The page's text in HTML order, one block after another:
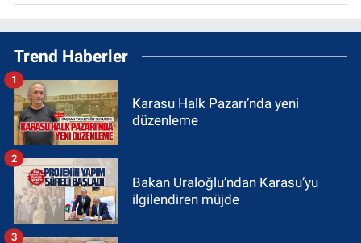
Trend Haberler
Karasu Halk Pazarı’nda yeni
düzenleme
1
Bakan Uraloğlu’ndan Karasu’yu
ilgilendiren müjde
2
3